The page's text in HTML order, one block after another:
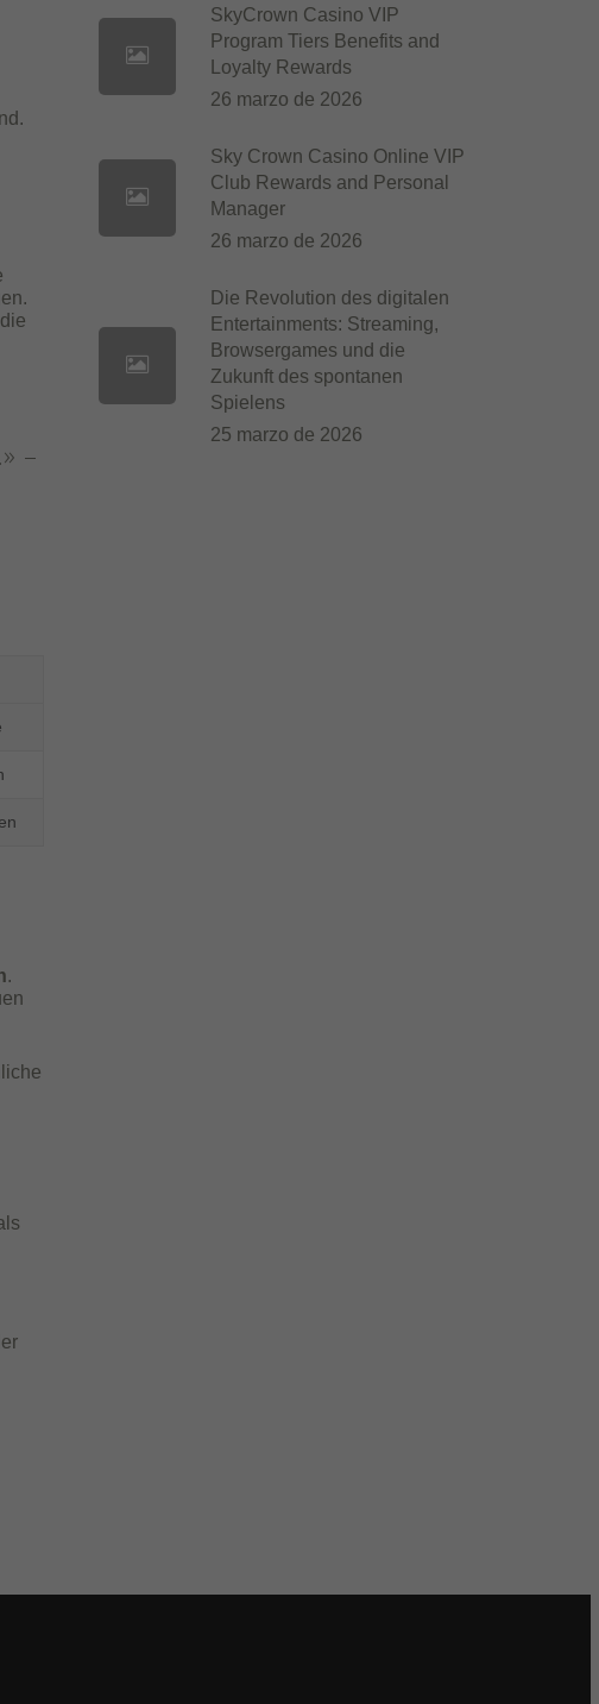
–
.
SkyCrown Casino VIP
Program Tiers Benefits and
Loyalty Rewards
26 marzo de 2026
Sky Crown Casino Online VIP
Club Rewards and Personal
Manager
26 marzo de 2026
Die Revolution des digitalen
Entertainments: Streaming,
Browsergames und die
Zukunft des spontanen
Spielens
25 marzo de 2026